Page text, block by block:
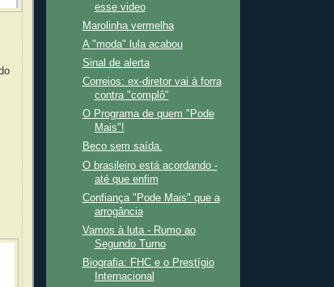
esse video
Marolinha vermelha
A "moda" lula acabou
Sinal de alerta
Correios: ex-diretor vai à forra
contra "complô"
O Programa de quem "Pode
Mais"!
Beco sem saída.
O brasileiro está acordando -
até que enfim
Confiança "Pode Mais" que a
arrogância
Vamos à luta - Rumo ao
Segundo Turno
Biografia: FHC e o Prestígio
Internacional